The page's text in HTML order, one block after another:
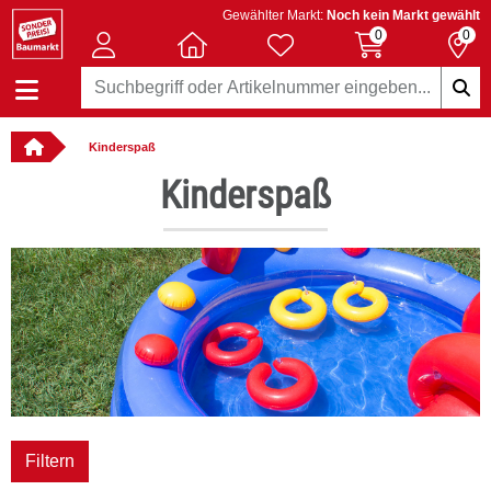
Gewählter Markt: Noch kein Markt gewählt
0
0
Kinderspaß
online bestellbar
Kinderspaß
Filtern